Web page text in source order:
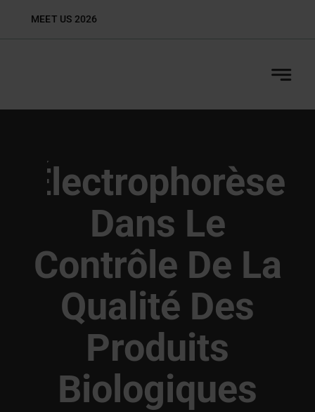
MEET US 2026
Électrophorèse
Dans Le
Contrôle De La
Qualité Des
Produits
Biologiques